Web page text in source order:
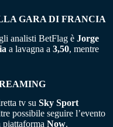
GARA DI FRANCIA
analisti BetFlag è Jorge
a lavagna a 3,50, mentre
tv su Sky Sport
possibile seguire l’evento
piattaforma Now.